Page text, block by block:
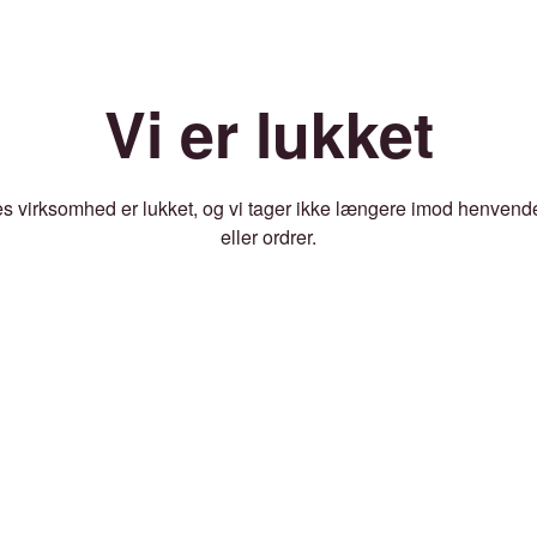
Vi er lukket
virksomhed er lukket, og vi tager ikke længere imod
eller ordrer.